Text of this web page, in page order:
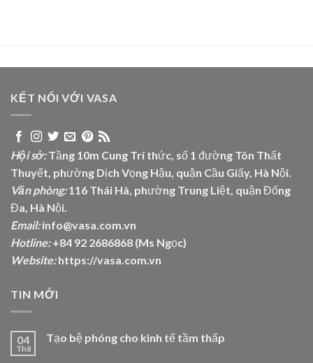
KẾT NỐI VỚI VASA
Hội sở:Tầng 10m Cung Trí thức, số 1 đường Tôn Thất
Thuyết, phường Dịch Vọng Hậu, quận Cầu Giấy, Hà Nội.
Văn phòng:116 Thái Hà, phường Trung Liệt, quận Đống
Đa, Hà Nội.
Email:info@vasa.com.vn
Hotline:+84 92 2686868 (Ms Ngọc)
Website: https://vasa.com.vn
TIN MỚI
04
Th8
Tạo bệ phóng cho kinh tế tầm thấp